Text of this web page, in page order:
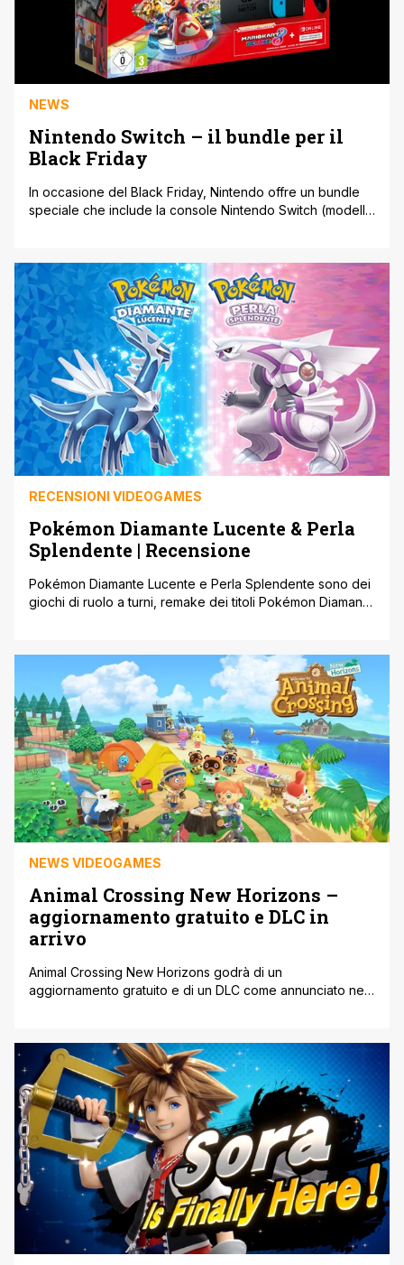
NEWS
Nintendo Switch – il bundle per il
Black Friday
In occasione del Black Friday, Nintendo offre un bundle
speciale che include la console Nintendo Switch (modello
bundle è disponibile presso i principali rivenditori di tutta
Italia, fino a esaurimento scorte, al prezzo di 299,98 [']
RECENSIONI VIDEOGAMES
Pokémon Diamante Lucente & Perla
Splendente | Recensione
Pokémon Diamante Lucente e Perla Splendente sono dei
giochi di ruolo a turni, remake dei titoli Pokémon Diamante
Switch il 19 novembre 2021. Entrambi i giochi sono
doppiati e sottotitolati in lingua italiana. Trama e comparto
[']
NEWS VIDEOGAMES
Animal Crossing New Horizons –
aggiornamento gratuito e DLC in
arrivo
Animal Crossing New Horizons godrà di un
aggiornamento gratuito e di un DLC come annunciato nel
Il DLC si chiama Happy Home Paradise, costerà 24,99
Euro e sarà anche incluso, senza costi aggiuntivi, in
Nintendo Switch Online [']